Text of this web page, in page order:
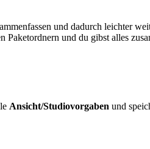
und dadurch leichter
Paketordnern und du gibst alles
Ansicht/Studiovorgaben und